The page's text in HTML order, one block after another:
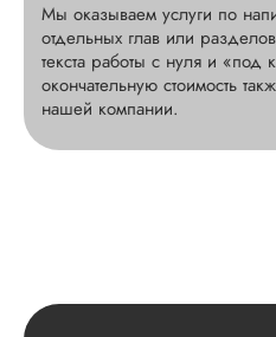
Мы оказываем услуги по
отдельных глав или
текста работы с нуля и «под
окончательную стоимость
нашей компании.